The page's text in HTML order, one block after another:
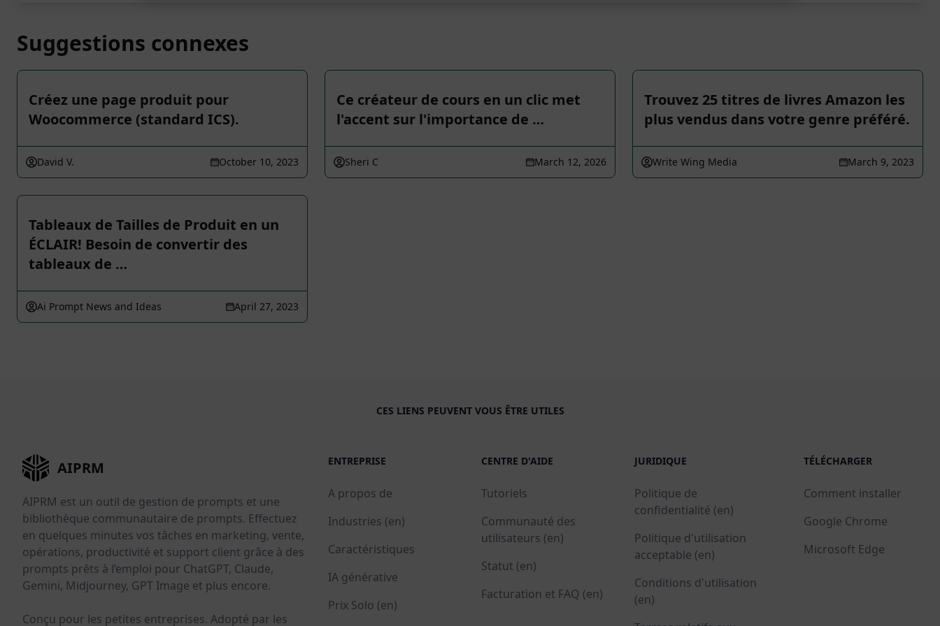
Suggestions connexes
Créez une page produit pour
Woocommerce (standard ICS).
David V. October 10, 2023
Ce créateur de cours en un clic met
l'accent sur l'importance de …
Sheri C March 12, 2026
Trouvez 25 titres de livres Amazon les
plus vendus dans votre genre préféré.
Write Wing Media March 9, 2023
Tableaux de Tailles de Produit en un
ÉCLAIR! Besoin de convertir des
tableaux de …
Ai Prompt News and Ideas April 27, 2023
CES LIENS PEUVENT VOUS ÊTRE UTILES
AIPRM
AIPRM est un outil de gestion de prompts et une
bibliothèque communautaire de prompts. Effectuez
en quelques minutes vos tâches en marketing, vente,
opérations, productivité et support client grâce à des
prompts prêts à l’emploi pour ChatGPT, Claude,
Gemini, Midjourney, GPT Image et plus encore.
Conçu pour les petites entreprises. Adopté par les
ENTREPRISE
A propos de
Industries (en)
Caractéristiques
IA générative
Prix Solo (en)
CENTRE D'AIDE
Tutoriels
Communauté des
utilisateurs (en)
Statut (en)
Facturation et FAQ (en)
JURIDIQUE
Politique de
confidentialité (en)
Politique d'utilisation
acceptable (en)
Conditions d'utilisation
(en)
TÉLÉCHARGER
Comment installer
Google Chrome
Microsoft Edge